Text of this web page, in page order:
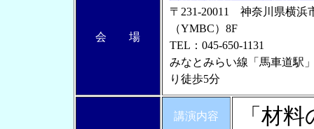
会 場
〒231-20011 神奈川県横浜
（YMBC）8F
TEL：045-650-1131
みなとみらい線「馬車道駅
り徒歩5分
講演内容 「材